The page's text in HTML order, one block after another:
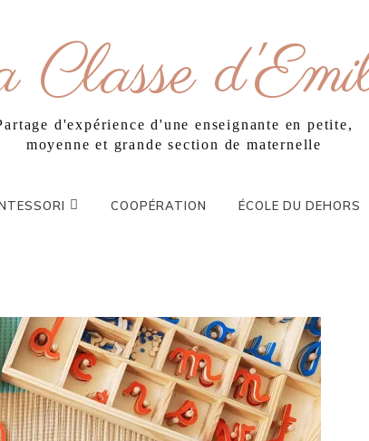
d'expérience d'une enseignante en petite,
moyenne et grande section de maternelle
COOPÉRATION ÉCOLE DU DEHORS